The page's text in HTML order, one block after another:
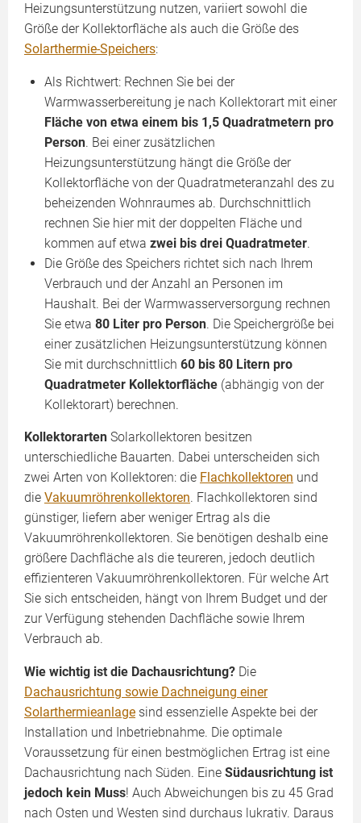
Heizungsunterstützung nutzen, variiert sowohl die
Größe der Kollektorfläche als auch die Größe des
Solarthermie-Speichers:
Als Richtwert: Rechnen Sie bei der
Warmwasserbereitung je nach Kollektorart mit einer
Fläche von etwa einem bis 1,5 Quadratmetern pro
Person. Bei einer zusätzlichen
Heizungsunterstützung hängt die Größe der
Kollektorfläche von der Quadratmeteranzahl des zu
beheizenden Wohnraumes ab. Durchschnittlich
rechnen Sie hier mit der doppelten Fläche und
kommen auf etwa zwei bis drei Quadratmeter.
Die Größe des Speichers richtet sich nach Ihrem
Verbrauch und der Anzahl an Personen im
Haushalt. Bei der Warmwasserversorgung rechnen
Sie etwa 80 Liter pro Person. Die Speichergröße bei
einer zusätzlichen Heizungsunterstützung können
Sie mit durchschnittlich 60 bis 80 Litern pro
Quadratmeter Kollektorfläche (abhängig von der
Kollektorart) berechnen.
Kollektorarten Solarkollektoren besitzen
unterschiedliche Bauarten. Dabei unterscheiden sich
zwei Arten von Kollektoren: die Flachkollektoren und
die Vakuumröhrenkollektoren. Flachkollektoren sind
günstiger, liefern aber weniger Ertrag als die
Vakuumröhrenkollektoren. Sie benötigen deshalb eine
größere Dachfläche als die teureren, jedoch deutlich
effizienteren Vakuumröhrenkollektoren. Für welche Art
Sie sich entscheiden, hängt von Ihrem Budget und der
zur Verfügung stehenden Dachfläche sowie Ihrem
Verbrauch ab.
Wie wichtig ist die Dachausrichtung? Die
Dachausrichtung sowie Dachneigung einer
Solarthermieanlage sind essenzielle Aspekte bei der
Installation und Inbetriebnahme. Die optimale
Voraussetzung für einen bestmöglichen Ertrag ist eine
Dachausrichtung nach Süden. Eine Südausrichtung ist
jedoch kein Muss! Auch Abweichungen bis zu 45 Grad
nach Osten und Westen sind durchaus lukrativ. Daraus